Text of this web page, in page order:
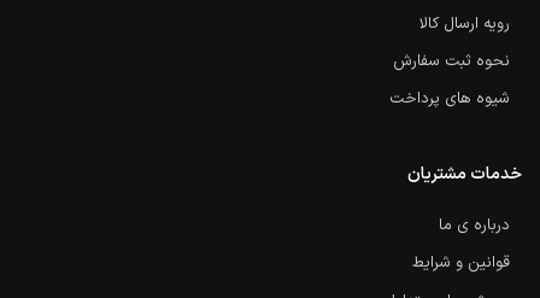
رویه ارسال کالا
نحوه ثبت سفارش
شیوه های پرداخت
خدمات مشتریان
درباره ی ما
قوانین و شرایط